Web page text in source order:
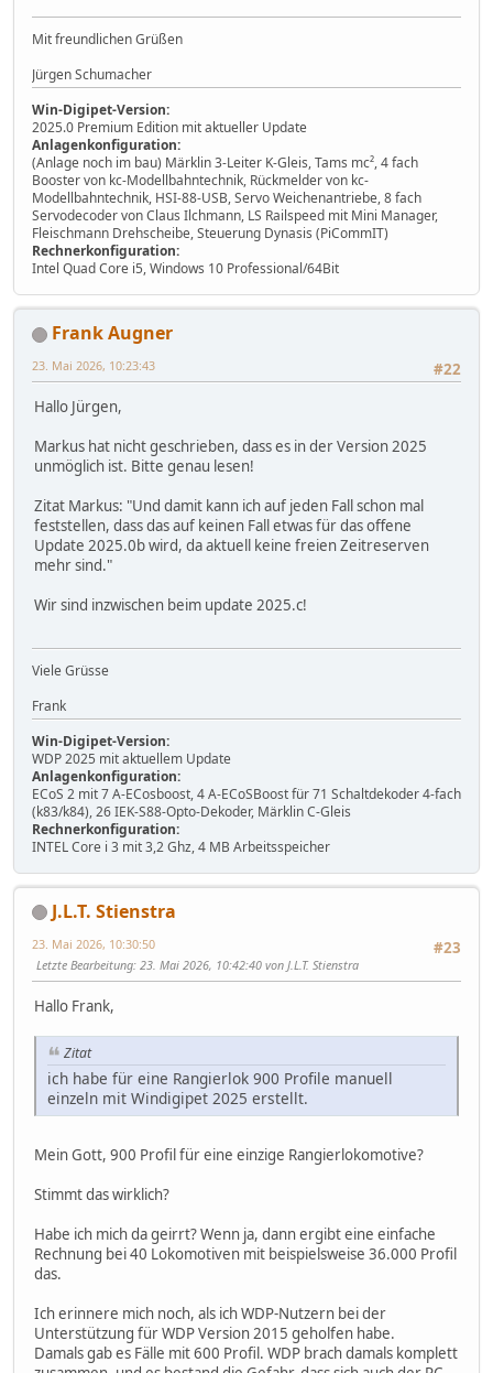
Mit freundlichen Grüßen
Jürgen Schumacher
Win-Digipet-Version:
2025.0 Premium Edition mit aktueller Update
Anlagenkonfiguration:
(Anlage noch im bau) Märklin 3-Leiter K-Gleis, Tams mc², 4 fach
Booster von kc-Modellbahntechnik, Rückmelder von kc-
Modellbahntechnik, HSI-88-USB, Servo Weichenantriebe, 8 fach
Servodecoder von Claus Ilchmann, LS Railspeed mit Mini Manager,
Fleischmann Drehscheibe, Steuerung Dynasis (PiCommIT)
Rechnerkonfiguration:
Intel Quad Core i5, Windows 10 Professional/64Bit
Frank Augner
#22
23. Mai 2026, 10:23:43
Hallo Jürgen,
Markus hat nicht geschrieben, dass es in der Version 2025
unmöglich ist. Bitte genau lesen!
Zitat Markus: "Und damit kann ich auf jeden Fall schon mal
feststellen, dass das auf keinen Fall etwas für das offene
Update 2025.0b wird, da aktuell keine freien Zeitreserven
mehr sind."
Wir sind inzwischen beim update 2025.c!
Viele Grüsse
Frank
Win-Digipet-Version:
WDP 2025 mit aktuellem Update
Anlagenkonfiguration:
ECoS 2 mit 7 A-ECosboost, 4 A-ECoSBoost für 71 Schaltdekoder 4-fach
(k83/k84), 26 IEK-S88-Opto-Dekoder, Märklin C-Gleis
Rechnerkonfiguration:
INTEL Core i 3 mit 3,2 Ghz, 4 MB Arbeitsspeicher
J.L.T. Stienstra
#23
23. Mai 2026, 10:30:50
Letzte Bearbeitung: 23. Mai 2026, 10:42:40 von J.L.T. Stienstra
Hallo Frank,
Zitat
ich habe für eine Rangierlok 900 Profile manuell
einzeln mit Windigipet 2025 erstellt.
Mein Gott, 900 Profil für eine einzige Rangierlokomotive?
Stimmt das wirklich?
Habe ich mich da geirrt? Wenn ja, dann ergibt eine einfache
Rechnung bei 40 Lokomotiven mit beispielsweise 36.000 Profil
das.
Ich erinnere mich noch, als ich WDP-Nutzern bei der
Unterstützung für WDP Version 2015 geholfen habe.
Damals gab es Fälle mit 600 Profil. WDP brach damals komplett